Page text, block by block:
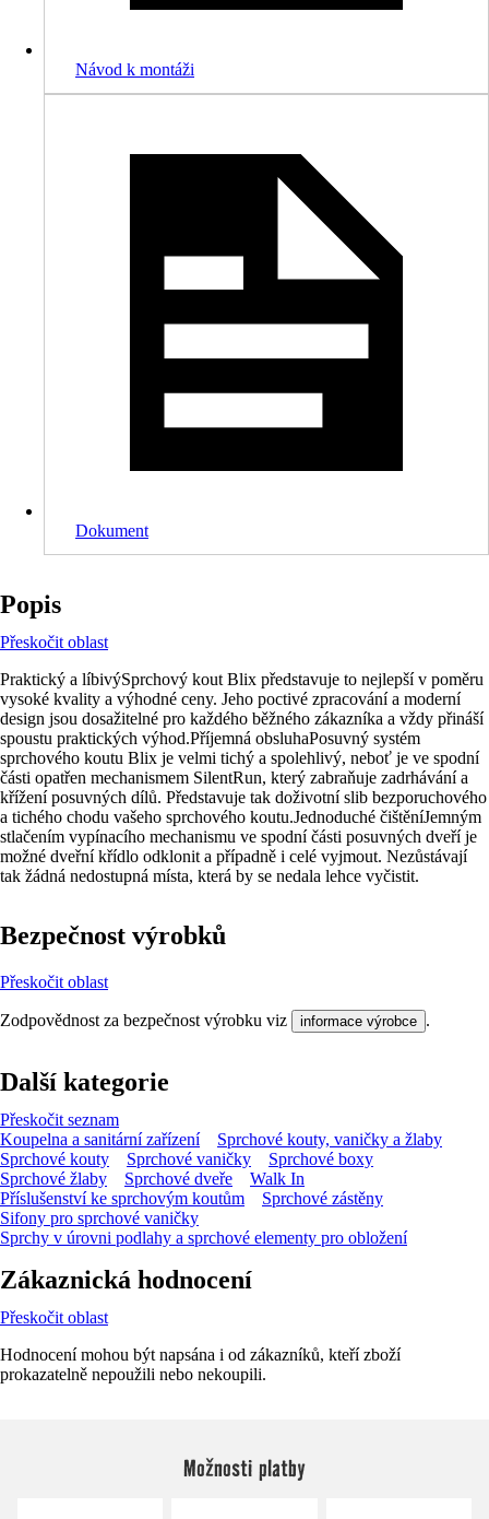
Návod k montáži
Dokument
Popis
Přeskočit oblast
Praktický a líbivýSprchový kout Blix představuje to nejlepší v poměru
vysoké kvality a výhodné ceny. Jeho poctivé zpracování a moderní
design jsou dosažitelné pro každého běžného zákazníka a vždy přináší
spoustu praktických výhod.Příjemná obsluhaPosuvný systém
sprchového koutu Blix je velmi tichý a spolehlivý, neboť je ve spodní
části opatřen mechanismem SilentRun, který zabraňuje zadrhávání a
křížení posuvných dílů. Představuje tak doživotní slib bezporuchového
a tichého chodu vašeho sprchového koutu.Jednoduché čištěníJemným
stlačením vypínacího mechanismu ve spodní části posuvných dveří je
možné dveřní křídlo odklonit a případně i celé vyjmout. Nezůstávají
tak žádná nedostupná místa, která by se nedala lehce vyčistit.
Bezpečnost výrobků
Přeskočit oblast
Zodpovědnost za bezpečnost výrobku viz informace výrobce .
Další kategorie
Přeskočit seznam
Koupelna a sanitární zařízení
Sprchové kouty, vaničky a žlaby
Sprchové kouty
Sprchové vaničky
Sprchové boxy
Sprchové žlaby
Sprchové dveře
Walk In
Příslušenství ke sprchovým koutům
Sprchové zástěny
Sifony pro sprchové vaničky
Sprchy v úrovni podlahy a sprchové elementy pro obložení
Zákaznická hodnocení
Přeskočit oblast
Hodnocení mohou být napsána i od zákazníků, kteří zboží
prokazatelně nepoužili nebo nekoupili.
Možnosti platby